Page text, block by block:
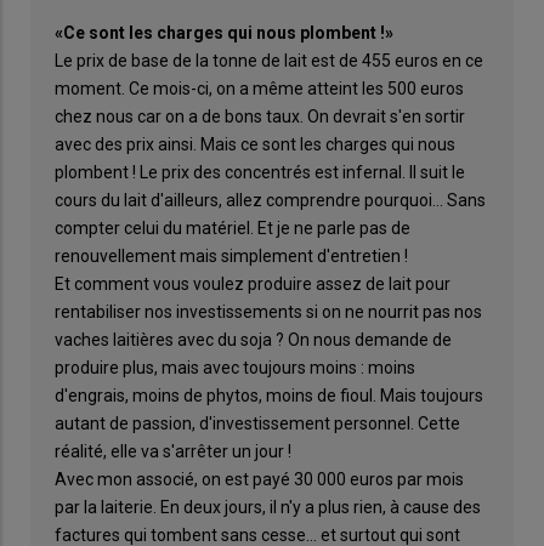
«Ce sont les charges qui nous plombent !»
Le prix de base de la tonne de lait est de 455 euros en ce
moment. Ce mois-ci, on a même atteint les 500 euros
chez nous car on a de bons taux. On devrait s'en sortir
avec des prix ainsi. Mais ce sont les charges qui nous
plombent ! Le prix des concentrés est infernal. Il suit le
cours du lait d'ailleurs, allez comprendre pourquoi… Sans
compter celui du matériel. Et je ne parle pas de
renouvellement mais simplement d'entretien !
Et comment vous voulez produire assez de lait pour
rentabiliser nos investissements si on ne nourrit pas nos
vaches laitières avec du soja ? On nous demande de
produire plus, mais avec toujours moins : moins
d'engrais, moins de phytos, moins de fioul. Mais toujours
autant de passion, d'investissement personnel. Cette
réalité, elle va s'arrêter un jour !
Avec mon associé, on est payé 30 000 euros par mois
par la laiterie. En deux jours, il n'y a plus rien, à cause des
factures qui tombent sans cesse... et surtout qui sont